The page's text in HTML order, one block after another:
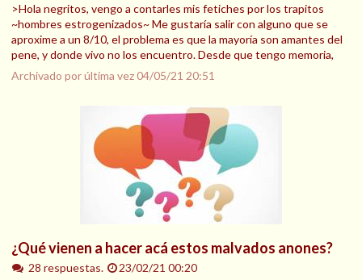
>Hola negritos, vengo a contarles mis fetiches por los trapitos
~hombres estrogenizados~ Me gustaría salir con alguno que se
aproxime a un 8/10, el problema es que la mayoría son amantes del
pene, y donde vivo no los encuentro. Desde que tengo memoria,
Archivado por última vez04/05/21 20:51
¿Qué vienen a hacer acá estos malvados anones?
28 respuestas.
23/02/21 00:20